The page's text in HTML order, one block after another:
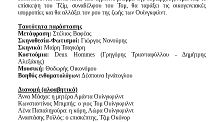
επίσκεψη του Τζίμ, συναδέλφου του Τομ, θα ταράξει τις οικογενειακές
ισορροπίες και θα αλλάξει τον ρου της ζωής των Ουίνγκφιλντ.
Tαυτότητα παράστασης
Μετάφραση: Στέλιος Βαφέας
Σκηνοθεσία-Φωτισμοί: Γιώργος Νανούρης
Σκηνικά: Μαίρη Τσαγκάρη
Κοστούμια: Deux Hommes (Γρηγόρης Τριανταφύλλου - Δημήτρης
Αλεξάκης)
Μουσική: Θοδωρής Οικονόμου
Βοηθός ενδυματολόγων: Δέσποινα Ιγνάτογλου
Διανομή (αλφαβητικά)
Άννα Μάσχα: η μητέρα Αμάντα Ουίνγκφιλντ
Κωνσταντίνος Μπιμπής: ο γιος Τομ Ουίνγκφιλντ
Λένα Παπαληγούρα: η κόρη, Λώρα Ουίνγκφιλντ
Αναστάσης Ροϊλός: ο επισκέπτης, Τζιμ Οκόνορ